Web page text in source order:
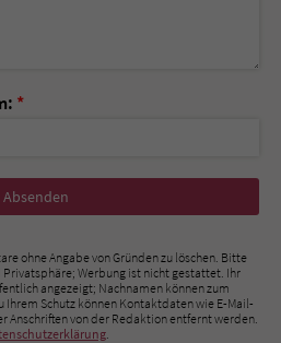
*
ohne Angabe von Gründen zu löschen. Bitte
Werbung ist nicht gestattet. Ihr
angezeigt; Nachnamen können zum
Ihrem Schutz können Kontaktdaten wie E-Mail-
Anschriften von der Redaktion entfernt werden.